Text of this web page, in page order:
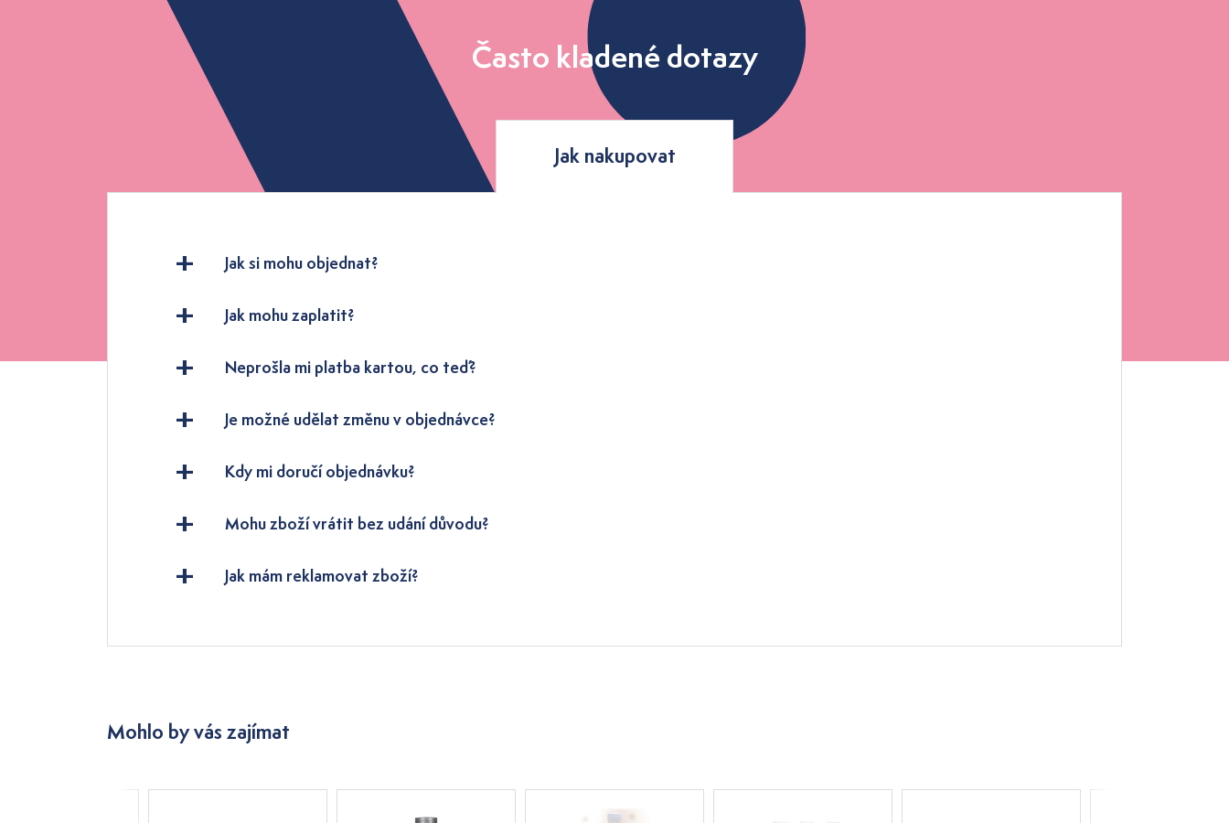
Často kladené dotazy
Jak nakupovat
Jak si mohu objednat?
Jak mohu zaplatit?
Neprošla mi platba kartou, co teď?
Je možné udělat změnu v objednávce?
Kdy mi doručí objednávku?
Mohu zboží vrátit bez udání důvodu?
Jak mám reklamovat zboží?
Mohlo by vás zajímat